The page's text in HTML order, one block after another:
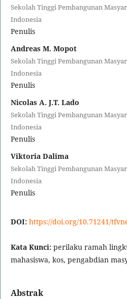
Sekolah Tinggi Pembangunan
Indonesia
Penulis
Andreas M. Mopot
Sekolah Tinggi Pembangunan
Indonesia
Penulis
Nicolas A. J.T. Lado
Sekolah Tinggi Pembangunan
Indonesia
Penulis
Viktoria Dalima
Sekolah Tinggi Pembangunan
Indonesia
Penulis
DOI: https://doi.org/10.71241/
Kata Kunci: perilaku ramah
mahasiswa, kos, pengabdian
Abstrak